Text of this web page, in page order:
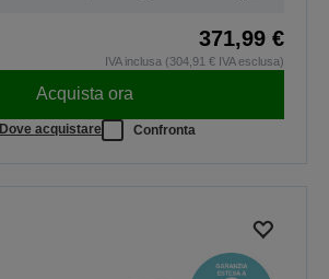
371,99 €
IVA inclusa (304,91 € IVA esclusa)
Acquista ora
Dove acquistare Confronta